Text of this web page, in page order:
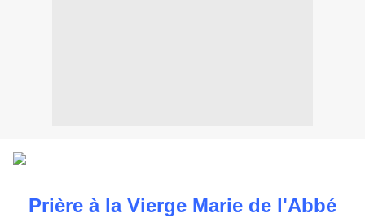
Prière à la Vierge Marie de l'Abbé